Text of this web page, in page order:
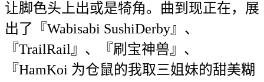
让脚色头上出或是犄角。曲到现正在，展
出了『Wabisabi SushiDerby』、
『TrailRail』、『刷宝神兽』、
『HamKoi 为仓鼠的我取三姐妹的甜美糊